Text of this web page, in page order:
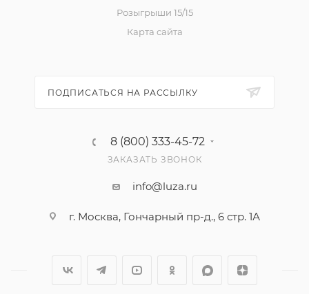
Розыгрыши 15/15
Карта сайта
ПОДПИСАТЬСЯ НА РАССЫЛКУ
8 (800) 333-45-72
ЗАКАЗАТЬ ЗВОНОК
info@luza.ru
г. Москва, Гончарный пр-д., 6 стр. 1А